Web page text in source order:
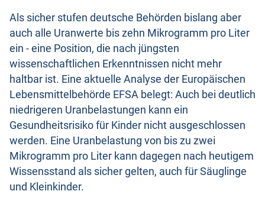
Als sicher stufen deutsche Behörden bislang aber
auch alle Uranwerte bis zehn Mikrogramm pro Liter
ein - eine Position, die nach jüngsten
wissenschaftlichen Erkenntnissen nicht mehr
haltbar ist. Eine aktuelle Analyse der Europäischen
Lebensmittelbehörde EFSA belegt: Auch bei deutlich
niedrigeren Uranbelastungen kann ein
Gesundheitsrisiko für Kinder nicht ausgeschlossen
werden. Eine Uranbelastung von bis zu zwei
Mikrogramm pro Liter kann dagegen nach heutigem
Wissensstand als sicher gelten, auch für Säuglinge
und Kleinkinder.